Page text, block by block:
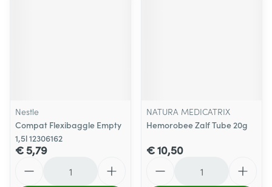
Nestle
Compat Flexibaggle Empty
1,5l 12306162
€ 5,79
NATURA MEDICATRIX
Hemorobee Zalf Tube 20g
€ 10,50